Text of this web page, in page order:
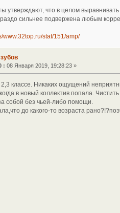
утверждают, что в целом
сильнее подвержена любым
www.32top.ru/stat/151/amp/
: 08 Января 2019, 19:28:23 »
классе. Никаких ощущений
в новый коллектив попала.
собой без чьей-либо помощи.
до какого-то возраста